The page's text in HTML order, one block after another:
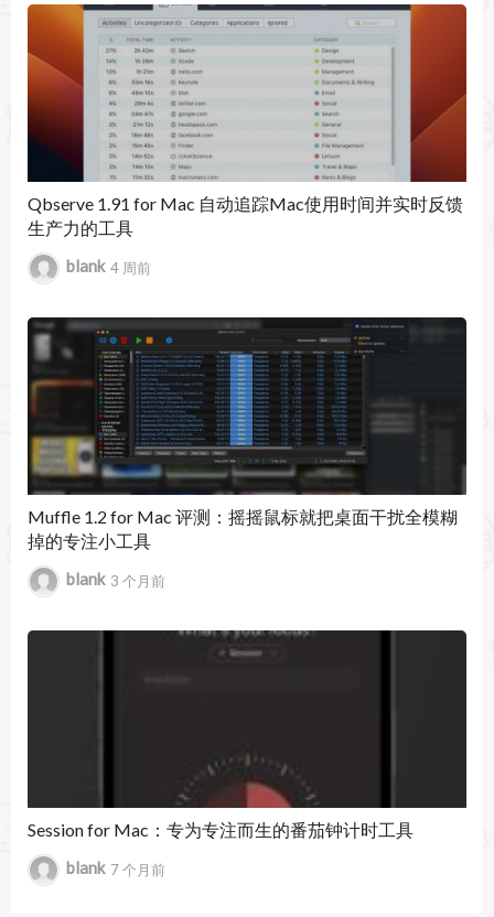
2. 实时生产力反馈：菜单栏图标根据当前专注度动
态变色，并显示简要统计，让您随时掌握状态。
3. 详细报告与分析：生成日、周、月生产力报告，
包含时间线、分类饼图和趋势图表，帮助发现模
式。
4. 项目规则与自动分类：设置关键词或网址规则，
自动将活动归入特定项目，便于多任务管理。
5. 工时表与发票生成：整理每日工时，支持添加备
注，一键导出支持18种语言的PDF发票，适合
freelancing。
6. 数据导出与集成：支持CSV、JSON导出，可通
过AppleScript、IFTTT或Zapier与其他服务联动，
实现自动化工作流。
暂无文章
Qbserve 1.91 for Mac 自动追踪Mac使用时间并实时反馈
生产力的工具
blank 4 周前
Muffle 1.2 for Mac 评测：摇摇鼠标就把桌面干扰全模糊
掉的专注小工具
blank 3 个月前
Session for Mac：专为专注而生的番茄钟计时工具
blank 7 个月前